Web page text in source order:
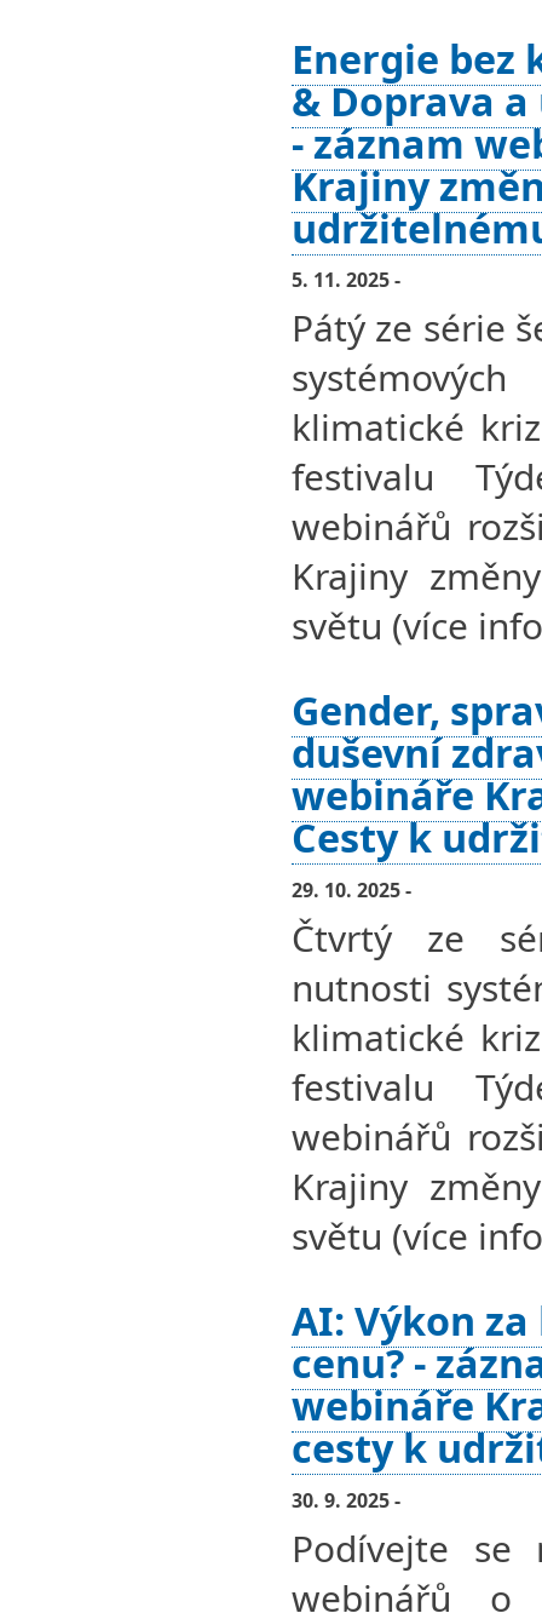
Energie bez
& Doprava
- záznam
Krajiny
5. 11. 2025 -
Pátý ze série
klimatické
festivalu
webinářů
Krajiny
světu (více
Gender,
duševní
webináře
Cesty k
29. 10. 2025 -
Čtvrtý ze
nutnosti
klimatické
festivalu
webinářů
Krajiny
světu (více
AI: Výkon
cenu? -
webináře
cesty k
30. 9. 2025 -
Podívejte
webinářů o